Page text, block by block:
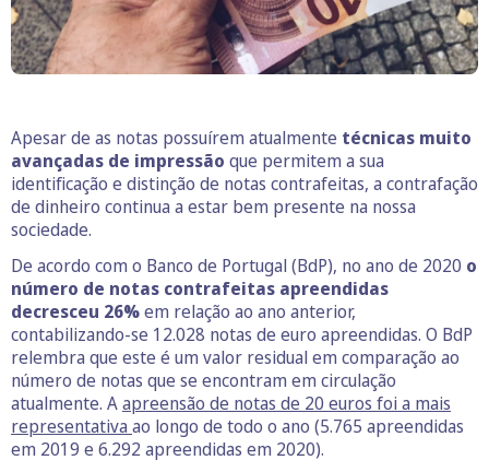
Apesar de as notas possuírem atualmente técnicas muito
avançadas de impressão que permitem a sua
identificação e distinção de notas contrafeitas, a contrafação
de dinheiro continua a estar bem presente na nossa
sociedade.
De acordo com o Banco de Portugal (BdP), no ano de 2020 o
número de notas contrafeitas apreendidas
decresceu 26%em relação ao ano anterior,
contabilizando-se 12.028 notas de euro apreendidas. O BdP
relembra que este é um valor residual em comparação ao
número de notas que se encontram em circulação
atualmente. Aapreensão de notas de 20 euros foi a mais
representativa ao longo de todo o ano (5.765 apreendidas
em 2019 e 6.292 apreendidas em 2020).